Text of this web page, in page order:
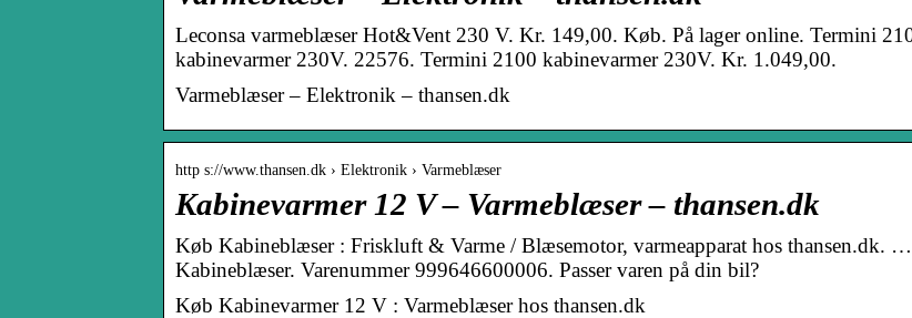
Leconsa varmeblæser Hot&Vent 230 V. Kr. 149,00. Køb. På lager online. Termini
kabinevarmer 230V. 22576. Termini 2100 kabinevarmer 230V. Kr. 1.049,00.
Varmeblæser – Elektronik – thansen.dk
http s://www.thansen.dk › Elektronik › Varmeblæser
Kabinevarmer 12 V – Varmeblæser – thansen.dk
Køb Kabineblæser : Friskluft & Varme / Blæsemotor, varmeapparat hos thansen.dk. …
Kabineblæser. Varenummer 999646600006. Passer varen på din bil?
Køb Kabinevarmer 12 V : Varmeblæser hos thansen.dk